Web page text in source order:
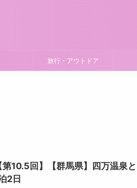
旅行・アウトドア
第10.5回】【群馬県】四万温泉と
2日